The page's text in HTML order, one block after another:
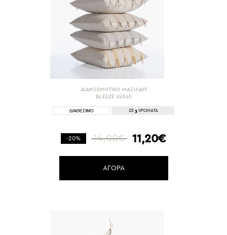
ΔΙΑΚΟΣΜΗΤΙΚΟ ΜΑΞΙΛΑΡΙ
BLEEZE 45X45
ΣΕ 3 ΧΡΩΜΑΤΑ
-20% 14,00€ 11,20€
ΑΓΟΡΑ